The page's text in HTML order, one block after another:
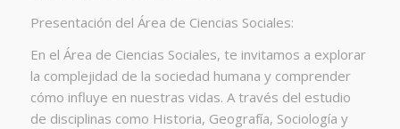
Presentación del Área de Ciencias Sociales:
En el Área de Ciencias Sociales, te invitamos a explorar
la complejidad de la sociedad humana y comprender
cómo influye en nuestras vidas. A través del estudio
de disciplinas como Historia, Geografía, Sociología y